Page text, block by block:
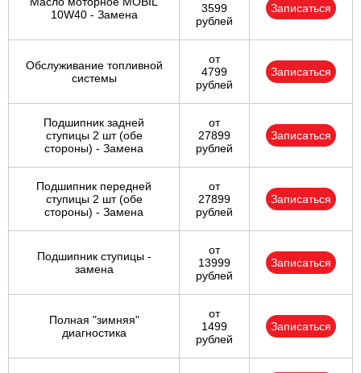
10W40 - Замена
3599
рублей
Записаться
Обслуживание топливной
системы
от
4799
рублей
Записаться
Подшипник задней
ступицы 2 шт (обе
стороны) - Замена
от
27899
рублей
Записаться
Подшипник передней
ступицы 2 шт (обе
стороны) - Замена
от
27899
рублей
Записаться
Подшипник ступицы -
замена
от
13999
рублей
Записаться
Полная "зимняя"
диагностика
от
1499
рублей
Записаться